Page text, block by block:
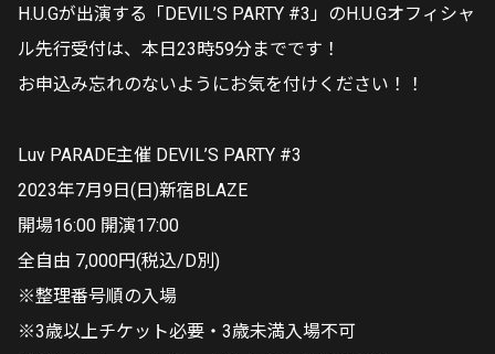
H.U.Gが出演する「DEVIL’S PARTY #3」のH.U.Gオフィシャ
ル先行受付は、本日23時59分までです！
お申込み忘れのないようにお気を付けください！！
Luv PARADE主催 DEVIL’S PARTY #3
2023年7月9日(日)新宿BLAZE
開場16:00 開演17:00
全自由 7,000円(税込/D別)
※整理番号順の入場
※3歳以上チケット必要・3歳未満入場不可